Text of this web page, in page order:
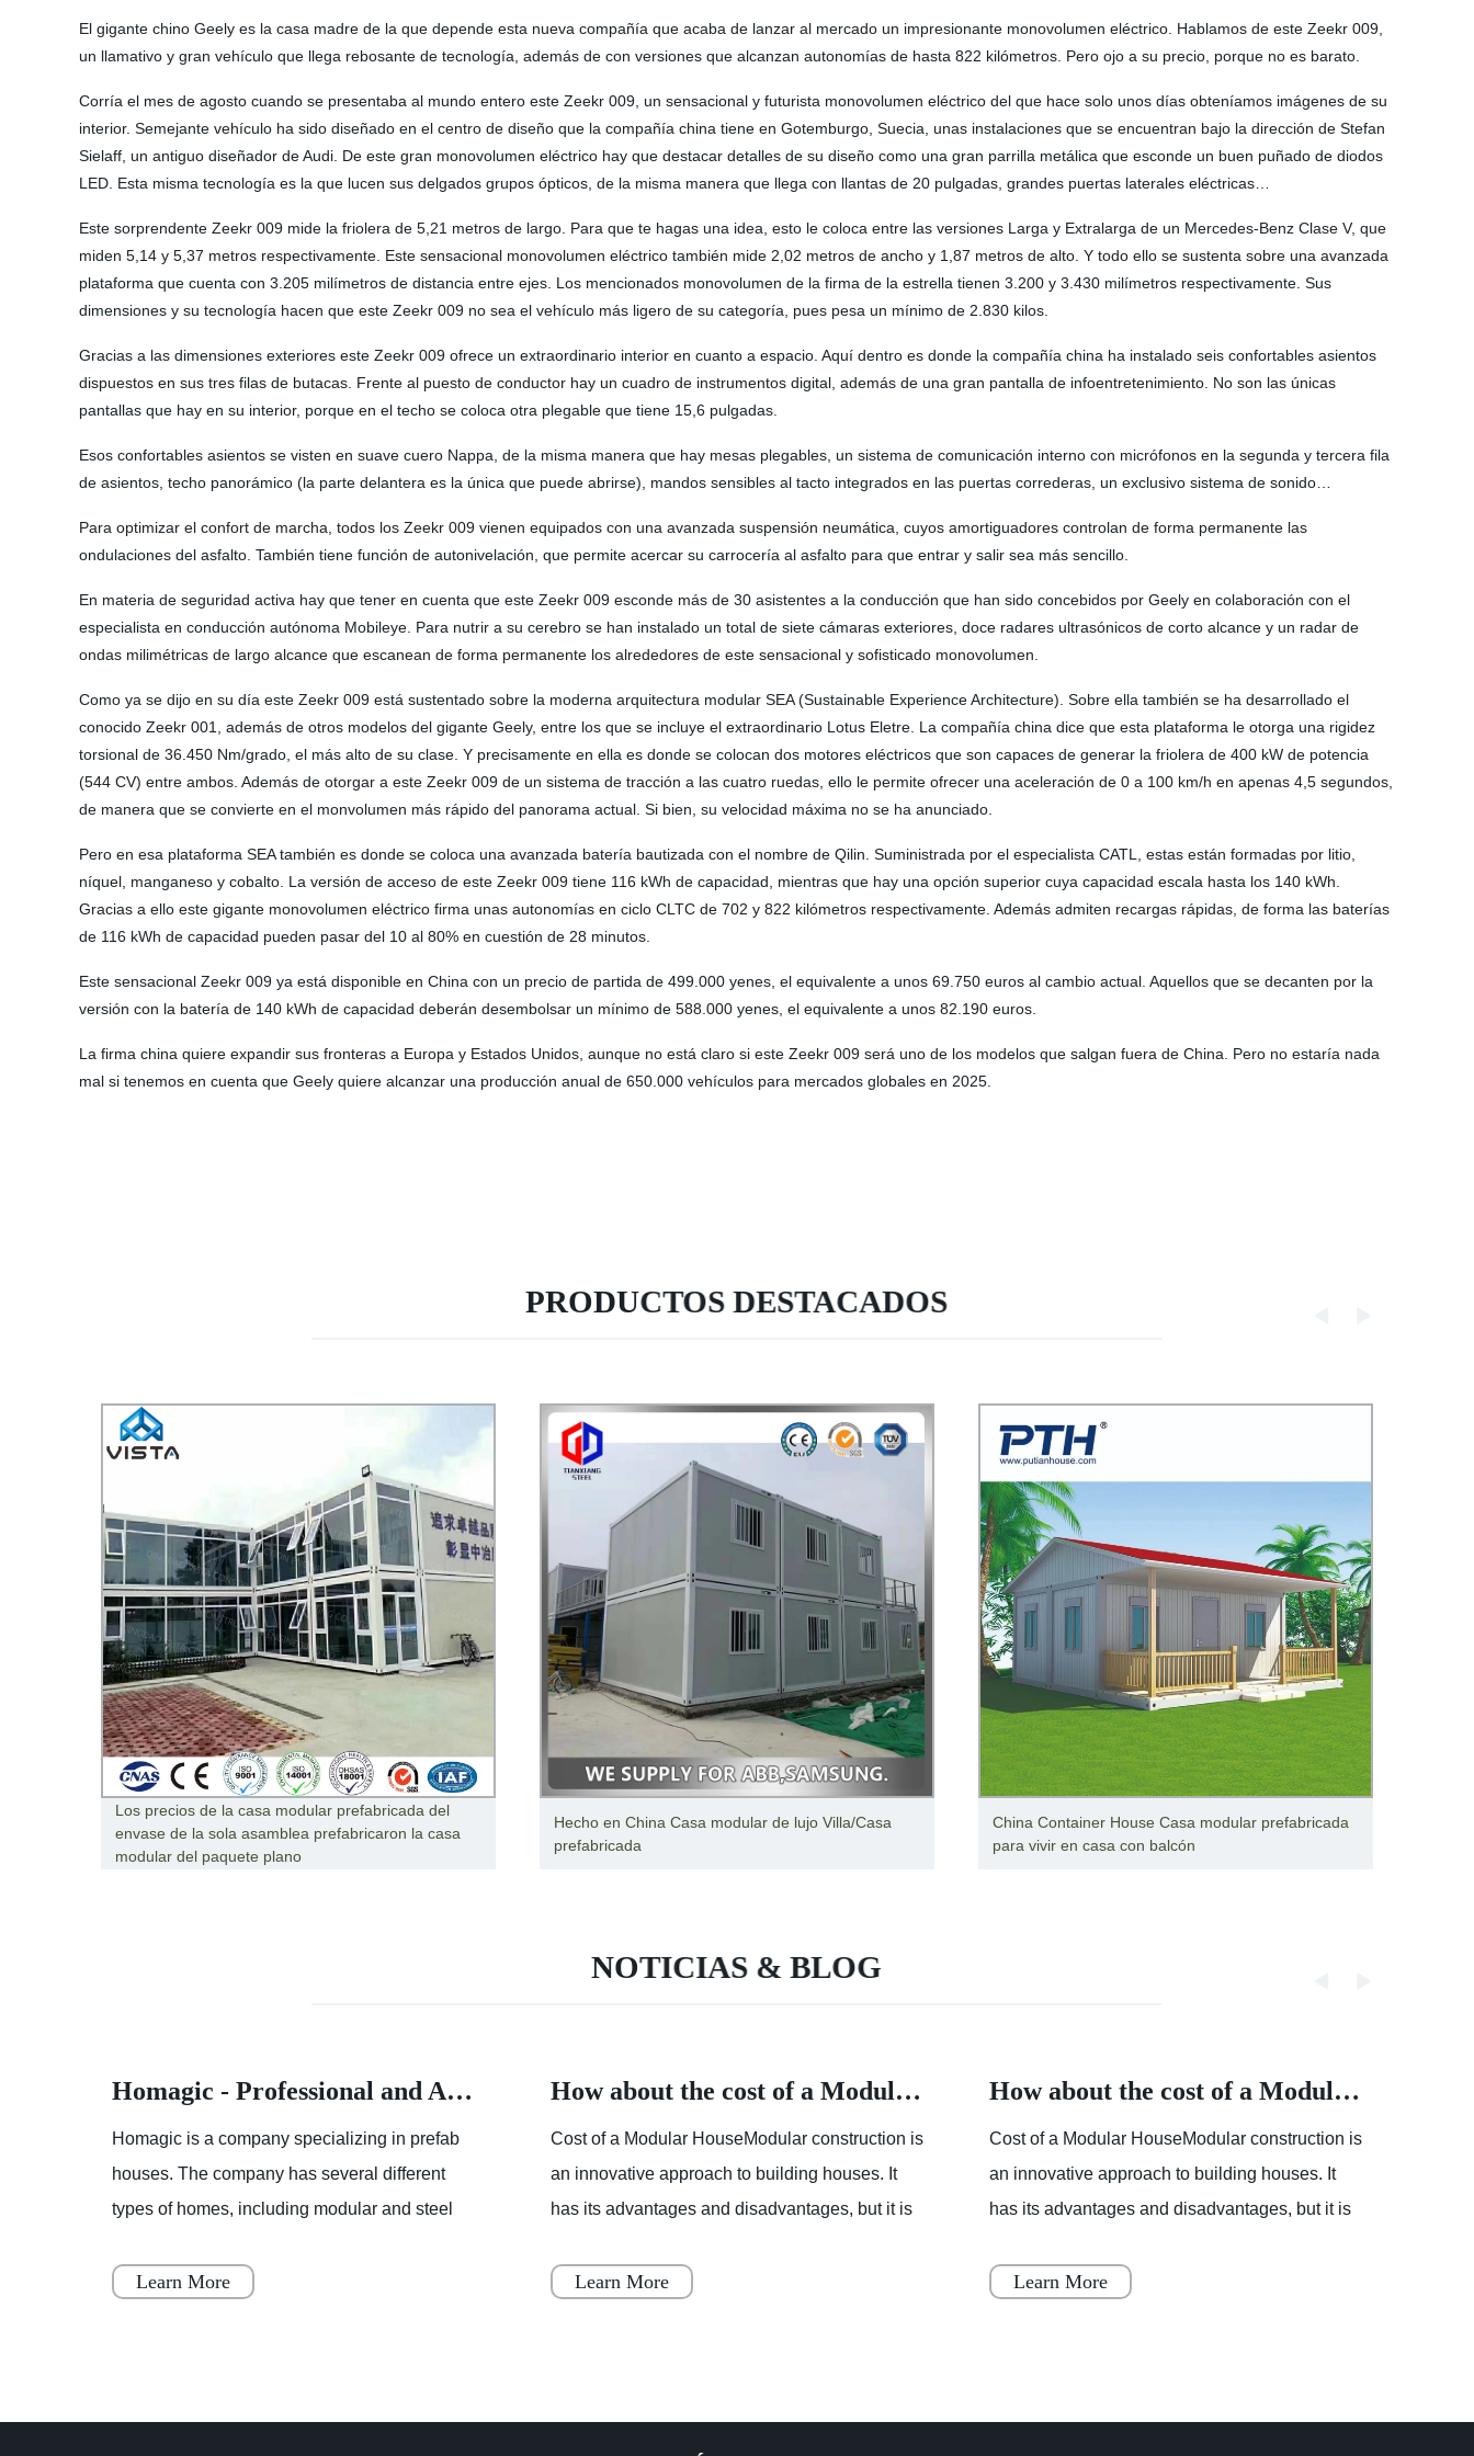
El gigante chino Geely es la casa madre de la que depende esta nueva compañía que acaba de lanzar al mercado un impresionante monovolumen eléctrico. Hablamos de este Zeekr 009,
un llamativo y gran vehículo que llega rebosante de tecnología, además de con versiones que alcanzan autonomías de hasta 822 kilómetros. Pero ojo a su precio, porque no es barato.
Corría el mes de agosto cuando se presentaba al mundo entero este Zeekr 009, un sensacional y futurista monovolumen eléctrico del que hace solo unos días obteníamos imágenes de su
interior. Semejante vehículo ha sido diseñado en el centro de diseño que la compañía china tiene en Gotemburgo, Suecia, unas instalaciones que se encuentran bajo la dirección de Stefan
Sielaff, un antiguo diseñador de Audi. De este gran monovolumen eléctrico hay que destacar detalles de su diseño como una gran parrilla metálica que esconde un buen puñado de diodos
LED. Esta misma tecnología es la que lucen sus delgados grupos ópticos, de la misma manera que llega con llantas de 20 pulgadas, grandes puertas laterales eléctricas…
Este sorprendente Zeekr 009 mide la friolera de 5,21 metros de largo. Para que te hagas una idea, esto le coloca entre las versiones Larga y Extralarga de un Mercedes-Benz Clase V, que
miden 5,14 y 5,37 metros respectivamente. Este sensacional monovolumen eléctrico también mide 2,02 metros de ancho y 1,87 metros de alto. Y todo ello se sustenta sobre una avanzada
plataforma que cuenta con 3.205 milímetros de distancia entre ejes. Los mencionados monovolumen de la firma de la estrella tienen 3.200 y 3.430 milímetros respectivamente. Sus
dimensiones y su tecnología hacen que este Zeekr 009 no sea el vehículo más ligero de su categoría, pues pesa un mínimo de 2.830 kilos.
Gracias a las dimensiones exteriores este Zeekr 009 ofrece un extraordinario interior en cuanto a espacio. Aquí dentro es donde la compañía china ha instalado seis confortables asientos
dispuestos en sus tres filas de butacas. Frente al puesto de conductor hay un cuadro de instrumentos digital, además de una gran pantalla de infoentretenimiento. No son las únicas
pantallas que hay en su interior, porque en el techo se coloca otra plegable que tiene 15,6 pulgadas.
Esos confortables asientos se visten en suave cuero Nappa, de la misma manera que hay mesas plegables, un sistema de comunicación interno con micrófonos en la segunda y tercera fila
de asientos, techo panorámico (la parte delantera es la única que puede abrirse), mandos sensibles al tacto integrados en las puertas correderas, un exclusivo sistema de sonido…
Para optimizar el confort de marcha, todos los Zeekr 009 vienen equipados con una avanzada suspensión neumática, cuyos amortiguadores controlan de forma permanente las
ondulaciones del asfalto. También tiene función de autonivelación, que permite acercar su carrocería al asfalto para que entrar y salir sea más sencillo.
En materia de seguridad activa hay que tener en cuenta que este Zeekr 009 esconde más de 30 asistentes a la conducción que han sido concebidos por Geely en colaboración con el
especialista en conducción autónoma Mobileye. Para nutrir a su cerebro se han instalado un total de siete cámaras exteriores, doce radares ultrasónicos de corto alcance y un radar de
ondas milimétricas de largo alcance que escanean de forma permanente los alrededores de este sensacional y sofisticado monovolumen.
Como ya se dijo en su día este Zeekr 009 está sustentado sobre la moderna arquitectura modular SEA (Sustainable Experience Architecture). Sobre ella también se ha desarrollado el
conocido Zeekr 001, además de otros modelos del gigante Geely, entre los que se incluye el extraordinario Lotus Eletre. La compañía china dice que esta plataforma le otorga una rigidez
torsional de 36.450 Nm/grado, el más alto de su clase. Y precisamente en ella es donde se colocan dos motores eléctricos que son capaces de generar la friolera de 400 kW de potencia
(544 CV) entre ambos. Además de otorgar a este Zeekr 009 de un sistema de tracción a las cuatro ruedas, ello le permite ofrecer una aceleración de 0 a 100 km/h en apenas 4,5 segundos,
de manera que se convierte en el monvolumen más rápido del panorama actual. Si bien, su velocidad máxima no se ha anunciado.
Pero en esa plataforma SEA también es donde se coloca una avanzada batería bautizada con el nombre de Qilin. Suministrada por el especialista CATL, estas están formadas por litio,
níquel, manganeso y cobalto. La versión de acceso de este Zeekr 009 tiene 116 kWh de capacidad, mientras que hay una opción superior cuya capacidad escala hasta los 140 kWh.
Gracias a ello este gigante monovolumen eléctrico firma unas autonomías en ciclo CLTC de 702 y 822 kilómetros respectivamente. Además admiten recargas rápidas, de forma las baterías
de 116 kWh de capacidad pueden pasar del 10 al 80% en cuestión de 28 minutos.
Este sensacional Zeekr 009 ya está disponible en China con un precio de partida de 499.000 yenes, el equivalente a unos 69.750 euros al cambio actual. Aquellos que se decanten por la
versión con la batería de 140 kWh de capacidad deberán desembolsar un mínimo de 588.000 yenes, el equivalente a unos 82.190 euros.
La firma china quiere expandir sus fronteras a Europa y Estados Unidos, aunque no está claro si este Zeekr 009 será uno de los modelos que salgan fuera de China. Pero no estaría nada
mal si tenemos en cuenta que Geely quiere alcanzar una producción anual de 650.000 vehículos para mercados globales en 2025.
PRODUCTOS DESTACADOS
Los precios de la casa modular prefabricada del
envase de la sola asamblea prefabricaron la casa
modular del paquete plano
Hecho en China Casa modular de lujo Villa/Casa
prefabricada
China Container House Casa modular prefabricada
para vivir en casa con balcón
NOTICIAS & BLOG
Homagic - Professional and Advanced Integrated Prefab Construction
Homagic is a company specializing in prefab
houses. The company has several different
types of homes, including modular and steel
be a simple, fast, and flex
Learn More
How about the cost of a Modular House
Cost of a Modular HouseModular construction is
an innovative approach to building houses. It
has its advantages and disadvantages, but it is
Japan, Scandinavia
Learn More
How about the cost of a Modular House
Cost of a Modular HouseModular construction is
an innovative approach to building houses. It
has its advantages and disadvantages, but it is
Japan, Scandinavia
Learn More